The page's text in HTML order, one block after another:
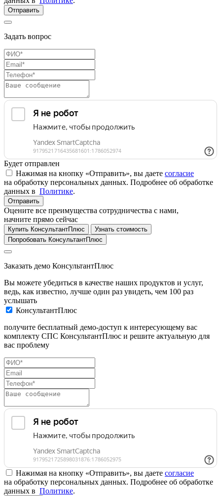
Отправить
Задать вопрос
Будет отправлен
Нажимая на кнопку «Отправить», вы даете согласие
на обработку персональных данных. Подробнее об обработке
данных в Политике.
Отправить
Оцените все преимущества сотрудничества с нами,
начните прямо сейчас
Купить КонсультантПлюс
Узнать стоимость
Попробовать КонсультантПлюс
Заказать демо КонсультантПлюс
Вы можете убедиться в качестве наших продуктов и услуг,
ведь, как известно, лучше один раз увидеть, чем 100 раз
услышать
КонсультантПлюс
получите бесплатный демо-доступ к интересующему вас
комплекту СПС КонсультантПлюс и решите актуальную для
вас проблему
Нажимая на кнопку «Отправить», вы даете согласие
на обработку персональных данных. Подробнее об обработке
данных в Политике.